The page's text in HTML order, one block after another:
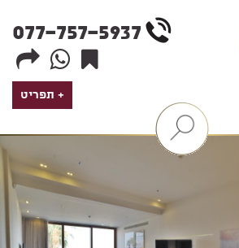
077-757-5937
תפריט
הצג
/
מנגנון
סינון
חבילות